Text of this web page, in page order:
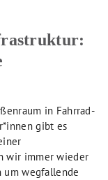
in Fahrrad-
gibt es
wir immer wieder
um wegfallende